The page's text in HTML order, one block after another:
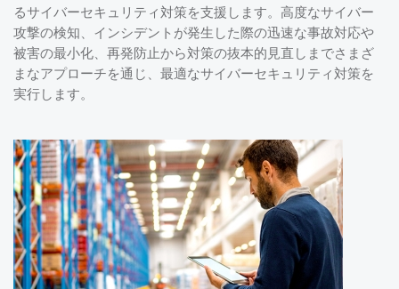
るサイバーセキュリティ対策を支援します。高度なサイバー
攻撃の検知、インシデントが発生した際の迅速な事故対応や
被害の最小化、再発防止から対策の抜本的見直しまでさまざ
まなアプローチを通じ、最適なサイバーセキュリティ対策を
実行します。